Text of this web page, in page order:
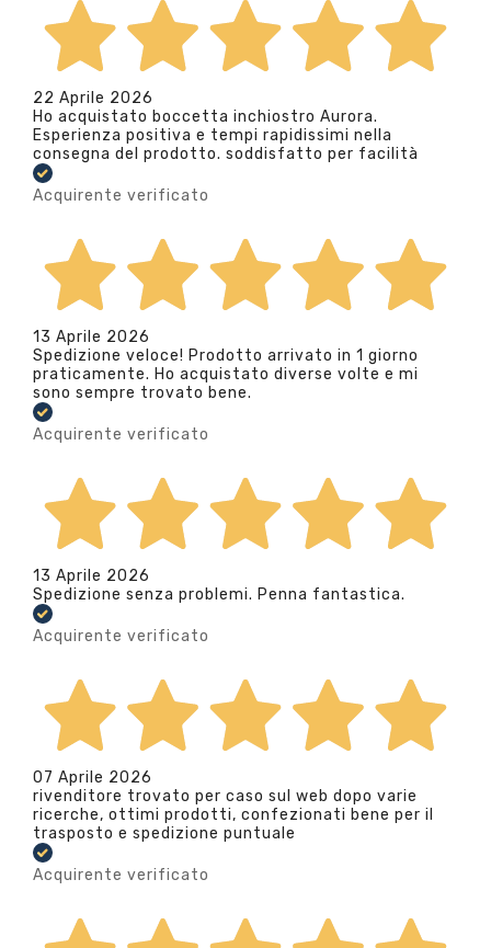
22 Aprile 2026
Ho acquistato boccetta inchiostro Aurora.
Esperienza positiva e tempi rapidissimi nella
consegna del prodotto. soddisfatto per facilità
Acquirente verificato
13 Aprile 2026
Spedizione veloce! Prodotto arrivato in 1 giorno
praticamente. Ho acquistato diverse volte e mi
sono sempre trovato bene.
Acquirente verificato
13 Aprile 2026
Spedizione senza problemi. Penna fantastica.
Acquirente verificato
07 Aprile 2026
rivenditore trovato per caso sul web dopo varie
ricerche, ottimi prodotti, confezionati bene per il
trasposto e spedizione puntuale
Acquirente verificato